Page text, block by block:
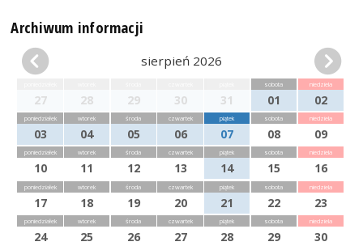
Archiwum informacji
sierpień 2026
27 28 29 30 31
sobota
01
niedziela
02
poniedziałek
03
wtorek
04
środa
05
czwartek
06
piątek
07
sobota
08
niedziela
09
poniedziałek
10
wtorek
11
środa
12
czwartek
13
piątek
14
sobota
15
niedziela
16
poniedziałek
17
wtorek
18
środa
19
czwartek
20
piątek
21
sobota
22
niedziela
23
poniedziałek
24
wtorek
25
środa
26
czwartek
27
piątek
28
sobota
29
niedziela
30